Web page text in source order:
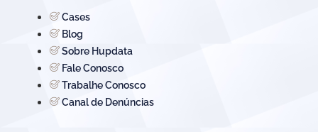
Cases
Blog
Sobre Hupdata
Fale Conosco
Trabalhe Conosco
Canal de Denúncias